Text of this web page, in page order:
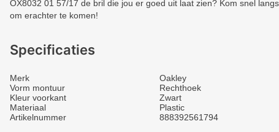
OX8032 01 57/17 de bril die jou er goed uit laat zien? Kom snel
om erachter te komen!
Specificaties
Merk
Oakley
Vorm montuur
Rechthoek
Kleur voorkant
Zwart
Materiaal
Plastic
Artikelnummer
888392561794